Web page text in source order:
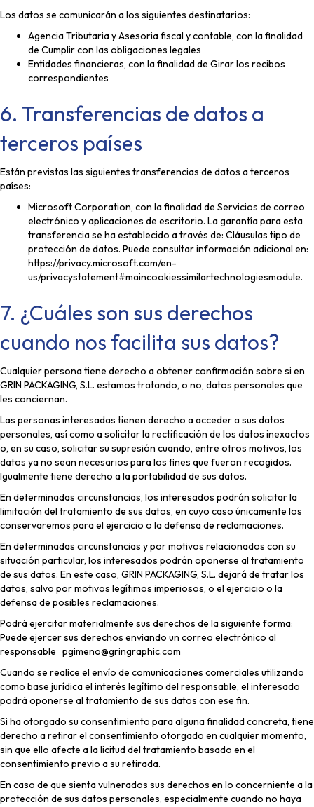
Los datos se comunicarán a los siguientes destinatarios:
Agencia Tributaria y Asesoria fiscal y contable, con la finalidad
de Cumplir con las obligaciones legales
Entidades financieras, con la finalidad de Girar los recibos
correspondientes
6. Transferencias de datos a
terceros países
Están previstas las siguientes transferencias de datos a terceros
países:
Microsoft Corporation, con la finalidad de Servicios de correo
electrónico y aplicaciones de escritorio. La garantía para esta
transferencia se ha establecido a través de: Cláusulas tipo de
protección de datos. Puede consultar información adicional en:
https://privacy.microsoft.com/en-
us/privacystatement#maincookiessimilartechnologiesmodule.
7. ¿Cuáles son sus derechos
cuando nos facilita sus datos?
Cualquier persona tiene derecho a obtener confirmación sobre si en
GRIN PACKAGING, S.L. estamos tratando, o no, datos personales que
les conciernan.
Las personas interesadas tienen derecho a acceder a sus datos
personales, así como a solicitar la rectificación de los datos inexactos
o, en su caso, solicitar su supresión cuando, entre otros motivos, los
datos ya no sean necesarios para los fines que fueron recogidos.
Igualmente tiene derecho a la portabilidad de sus datos.
En determinadas circunstancias, los interesados podrán solicitar la
limitación del tratamiento de sus datos, en cuyo caso únicamente los
conservaremos para el ejercicio o la defensa de reclamaciones.
En determinadas circunstancias y por motivos relacionados con su
situación particular, los interesados podrán oponerse al tratamiento
de sus datos. En este caso, GRIN PACKAGING, S.L. dejará de tratar los
datos, salvo por motivos legítimos imperiosos, o el ejercicio o la
defensa de posibles reclamaciones.
Podrá ejercitar materialmente sus derechos de la siguiente forma:
Puede ejercer sus derechos enviando un correo electrónico al
responsable pgimeno@gringraphic.com
Cuando se realice el envío de comunicaciones comerciales utilizando
como base jurídica el interés legítimo del responsable, el interesado
podrá oponerse al tratamiento de sus datos con ese fin.
Si ha otorgado su consentimiento para alguna finalidad concreta, tiene
derecho a retirar el consentimiento otorgado en cualquier momento,
sin que ello afecte a la licitud del tratamiento basado en el
consentimiento previo a su retirada.
En caso de que sienta vulnerados sus derechos en lo concerniente a la
protección de sus datos personales, especialmente cuando no haya